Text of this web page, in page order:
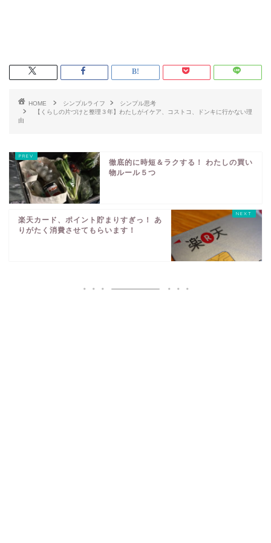
HOME シンプルライフ
シンプル思考
【くらしの片づけと整理３年】わたしがイケア、コストコ、ドンキに行かない理
由
徹底的に時短＆ラクする！ わたしの買い
物ルール５つ
楽天カード、ポイント貯まりすぎっ！ あ
りがたく消費させてもらいます！